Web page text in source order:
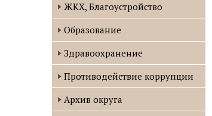
ЖКХ, Благоустройство
Образование
Здравоохранение
Противодействие коррупции
Архив округа